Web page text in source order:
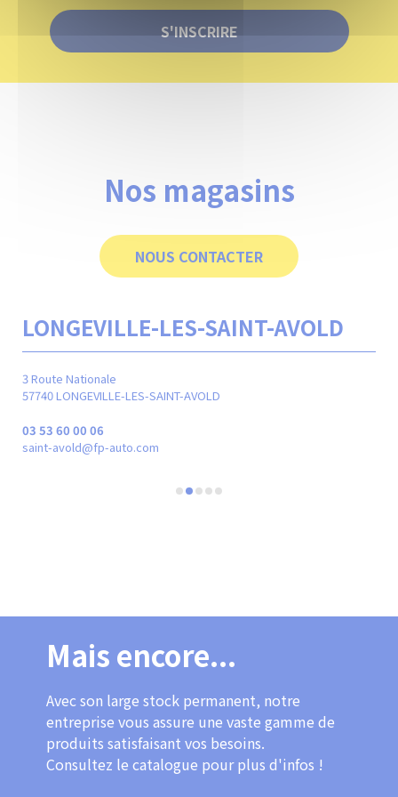
S'INSCRIRE
Nos magasins
NOUS CONTACTER
LONGEVILLE-LES-SAINT-AVOLD
3 Route Nationale
57740 LONGEVILLE-LES-SAINT-AVOLD
03 53 60 00 06
saint-avold@fp-auto.com
Mais encore...
Avec son large stock permanent, notre
entreprise vous assure une vaste gamme de
produits satisfaisant vos besoins.
Consultez le catalogue pour plus d'infos !